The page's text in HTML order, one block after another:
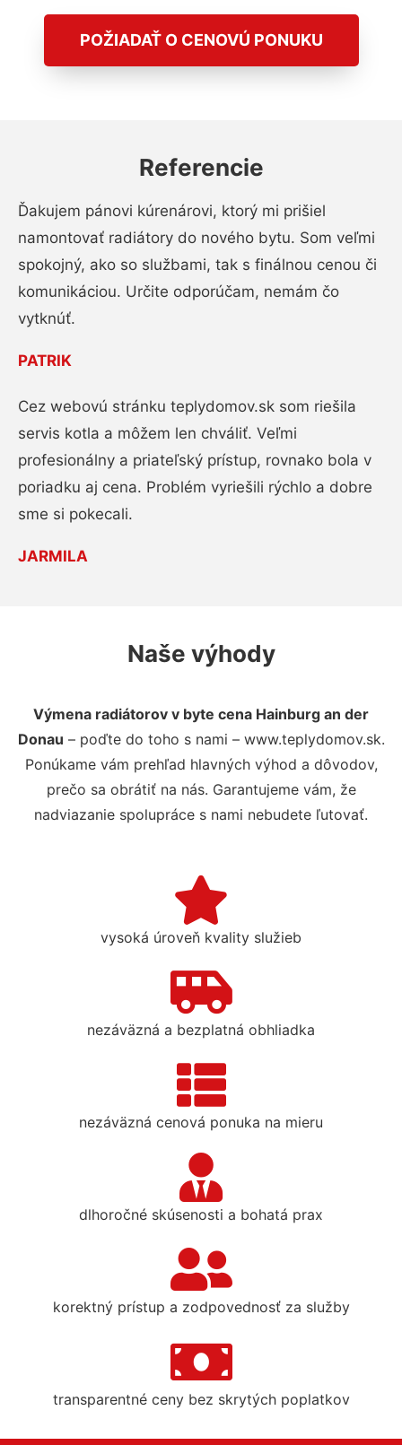
POŽIADAŤ O CENOVÚ PONUKU
Referencie
Ďakujem pánovi kúrenárovi, ktorý mi prišiel
namontovať radiátory do nového bytu. Som veľmi
spokojný, ako so službami, tak s finálnou cenou či
komunikáciou. Určite odporúčam, nemám čo
vytknúť.
PATRIK
Cez webovú stránku teplydomov.sk som riešila
servis kotla a môžem len chváliť. Veľmi
profesionálny a priateľský prístup, rovnako bola v
poriadku aj cena. Problém vyriešili rýchlo a dobre
sme si pokecali.
JARMILA
Naše výhody
Výmena radiátorov v byte cena Hainburg an der
Donau – poďte do toho s nami – www.teplydomov.sk.
Ponúkame vám prehľad hlavných výhod a dôvodov,
prečo sa obrátiť na nás. Garantujeme vám, že
nadviazanie spolupráce s nami nebudete ľutovať.
vysoká úroveň kvality služieb
nezáväzná a bezplatná obhliadka
nezáväzná cenová ponuka na mieru
dlhoročné skúsenosti a bohatá prax
korektný prístup a zodpovednosť za služby
transparentné ceny bez skrytých poplatkov